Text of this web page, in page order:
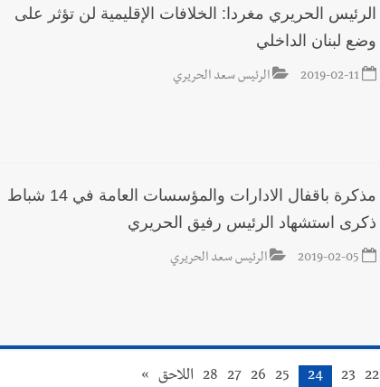
الرئيس الحريري مغردا: الخلافات الإقليمية لن تؤثر على
وضع لبنان الداخلي
2019-02-11 الرئيس سعد الحريري
مذكرة باقفال الادارات والمؤسسات العامة في 14 شباط
ذكرى استشهاد الرئيس رفيق الحريري
2019-02-05 الرئيس سعد الحريري
22
23
24
25
26
27
28 اللاحق »